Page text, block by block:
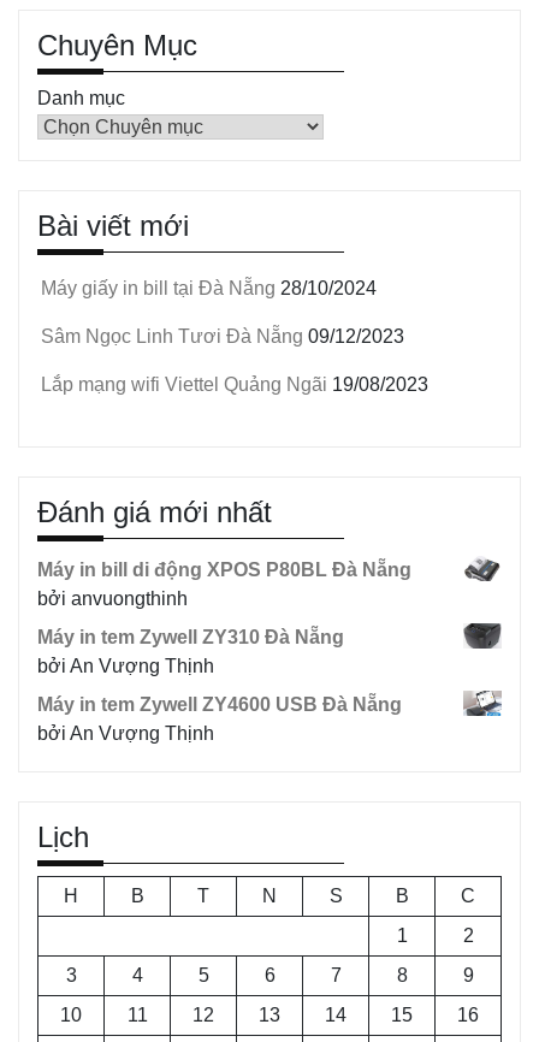
Chuyên Mục
Danh mục
Bài viết mới
Máy giấy in bill tại Đà Nẵng 28/10/2024
Sâm Ngọc Linh Tươi Đà Nẵng 09/12/2023
Lắp mạng wifi Viettel Quảng Ngãi 19/08/2023
Đánh giá mới nhất
Máy in bill di động XPOS P80BL Đà Nẵng
bởi anvuongthinh
Máy in tem Zywell ZY310 Đà Nẵng
bởi An Vượng Thịnh
Máy in tem Zywell ZY4600 USB Đà Nẵng
bởi An Vượng Thịnh
Lịch
H B T N S B
C
1
2
3
4 5 6 7 8
9
10
11 12 13 14 15
16